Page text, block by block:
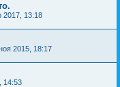
2017, 13:18
2015, 18:17
14:53